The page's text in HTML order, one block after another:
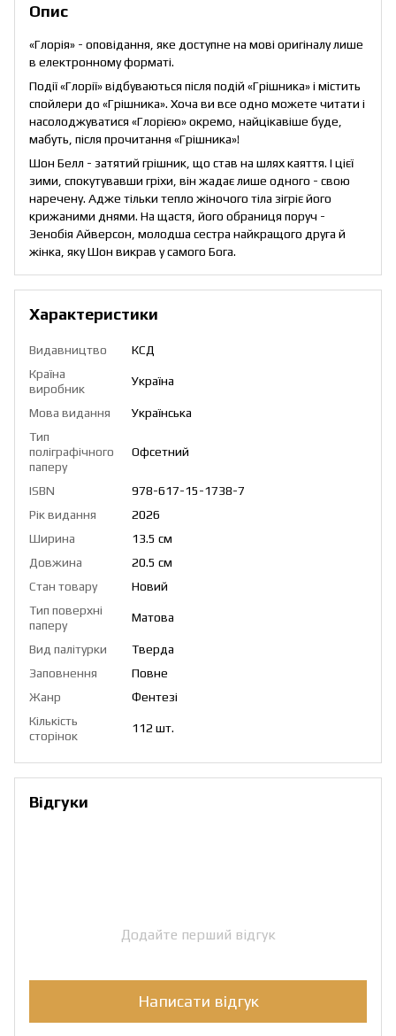
Опис
«Глорія» - оповідання, яке доступне на мові оригіналу лише
в електронному форматі.
Події «Глорії» відбуваються після подій «Грішника» і містить
спойлери до «Грішника». Хоча ви все одно можете читати і
насолоджуватися «Глорією» окремо, найцікавіше буде,
мабуть, після прочитання «Грішника»!
Шон Белл - затятий грішник, що став на шлях каяття. І цієї
зими, спокутувавши гріхи, він жадає лише одного - свою
наречену. Адже тільки тепло жіночого тіла зігріє його
крижаними днями. На щастя, його обраниця поруч -
Зенобія Айверсон, молодша сестра найкращого друга й
жінка, яку Шон викрав у самого Бога.
Характеристики
Видавництво
КСД
Країна
виробник
Україна
Мова видання
Українська
Тип
поліграфічного
паперу
Офсетний
ISBN
978-617-15-1738-7
Рік видання
2026
Ширина
13.5 см
Довжина
20.5 см
Стан товару
Новий
Тип поверхні
паперу
Матова
Вид палітурки
Тверда
Заповнення
Повне
Жанр
Фентезі
Кількість
сторінок
112 шт.
Відгуки
Додайте перший відгук
Написати відгук